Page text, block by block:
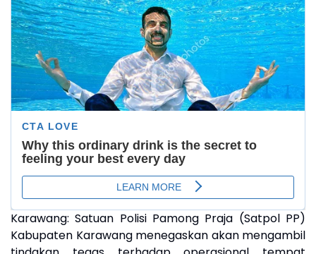
Karawang: Satuan Polisi Pamong Praja (Satpol PP)
Kabupaten Karawang menegaskan akan mengambil